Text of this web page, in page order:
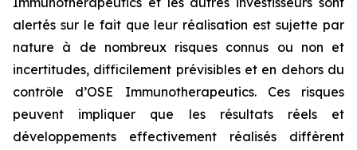
alertés sur le fait que leur réalisation est sujette par
nature à de nombreux risques connus ou non et
incertitudes, difficilement prévisibles et en dehors du
contrôle d’OSE Immunotherapeutics. Ces risques
peuvent impliquer que les résultats réels et
développements effectivement réalisés diffèrent